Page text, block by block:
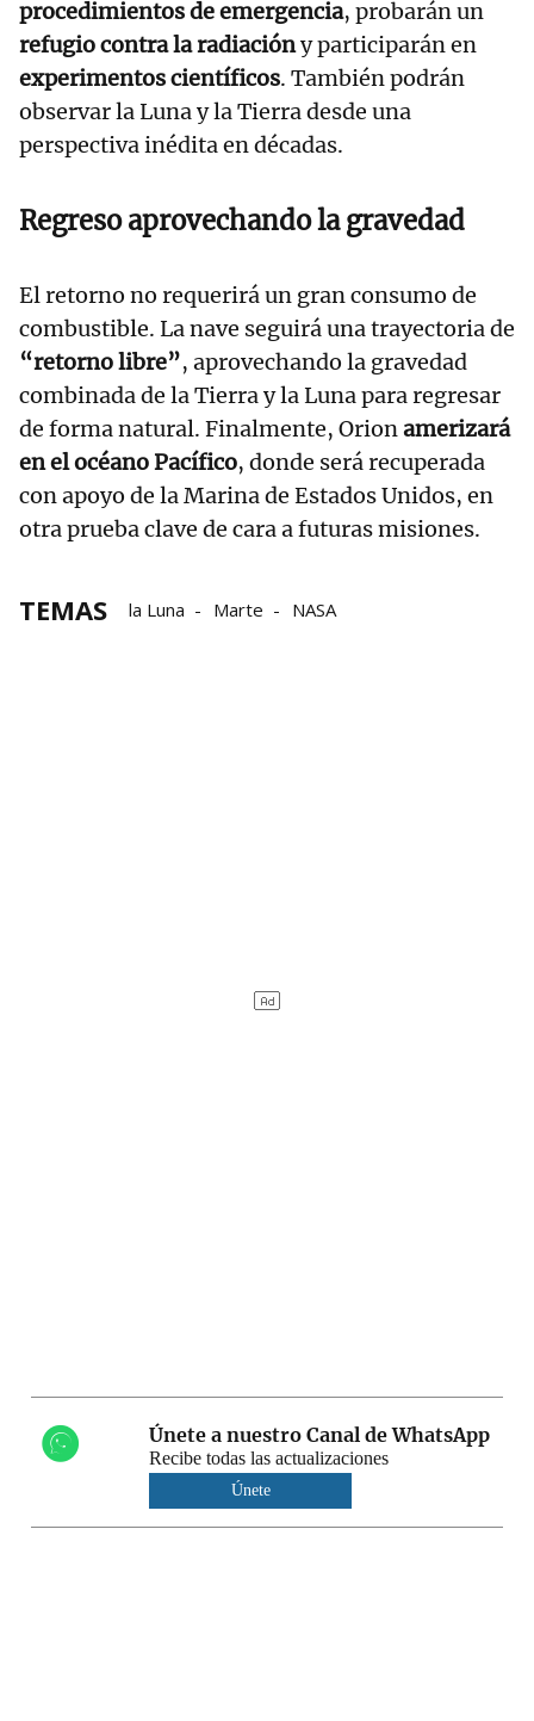
procedimientos de emergencia, probarán un
refugio contra la radiacióny participarán en
experimentos científicos. También podrán
observar la Luna y la Tierra desde una
perspectiva inédita en décadas.
Regreso aprovechando la gravedad
El retorno no requerirá un gran consumo de
combustible. La nave seguirá una trayectoria de
“retorno libre”, aprovechando la gravedad
combinada de la Tierra y la Luna para regresar
de forma natural. Finalmente, Orionamerizará
en el océano Pacífico, donde será recuperada
con apoyo de la Marina de Estados Unidos, en
otra prueba clave de cara a futuras misiones.
TEMAS la Luna Marte NASA
Únete a nuestro Canal de WhatsApp
Recibe todas las actualizaciones
Únete